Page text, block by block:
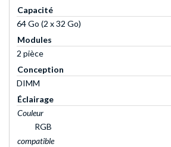
Capacité
64 Go (2 x 32 Go)
Modules
2 pièce
Conception
DIMM
Éclairage
Couleur
RGB
compatible